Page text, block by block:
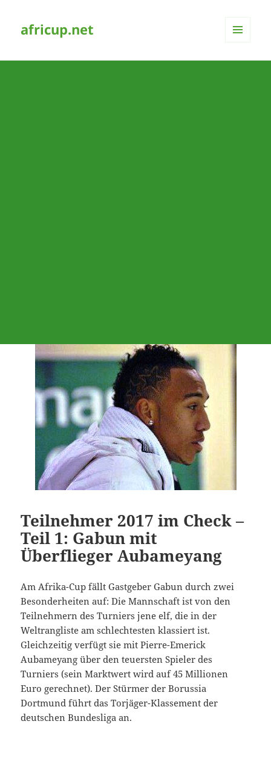
africup.net
Teilnehmer 2017 im Check –
Teil 1: Gabun mit
Überflieger Aubameyang
Am Afrika-Cup fällt Gastgeber Gabun durch zwei
Besonderheiten auf: Die Mannschaft ist von den
Teilnehmern des Turniers jene elf, die in der
Weltrangliste am schlechtesten klassiert ist.
Gleichzeitig verfügt sie mit Pierre-Emerick
Aubameyang über den teuersten Spieler des
Turniers (sein Marktwert wird auf 45 Millionen
Euro gerechnet). Der Stürmer der Borussia
Dortmund führt das Torjäger-Klassement der
deutschen Bundesliga an.